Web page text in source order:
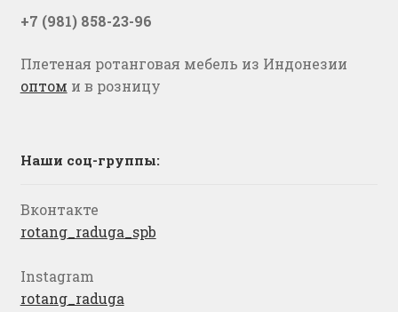
+7 (981) 858-23-96
Плетеная ротанговая мебель из Индонезии
оптом и в розницу
Наши соц-группы:
Вконтакте
rotang_raduga_spb
Instagram
rotang_raduga